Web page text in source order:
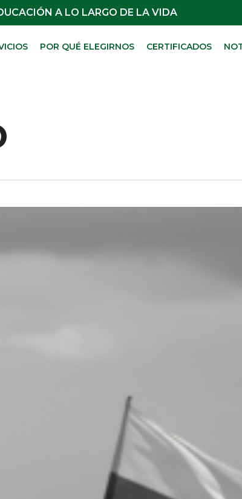
A LO LARGO DE LA VIDA
POR QUÉ ELEGIRNOS CERTIFICADOS